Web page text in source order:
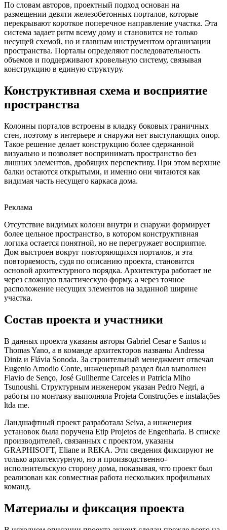
По словам авторов, проектный подход основан на
размещении девяти железобетонных порталов, которые
перекрывают короткое поперечное направление участка. Эта
система задает ритм всему дому и становится не только
несущей схемой, но и главным инструментом организации
пространства. Порталы определяют последовательность
объемов и поддерживают кровельную систему, связывая
конструкцию в единую структуру.
Конструктивная схема и восприятие
пространства
Колонны порталов встроены в кладку боковых граничных
стен, поэтому в интерьере и снаружи нет выступающих опор.
Такое решение делает конструкцию более сдержанной
визуально и позволяет воспринимать пространство без
лишних элементов, дробящих перспективу. При этом верхние
балки остаются открытыми, и именно они читаются как
видимая часть несущего каркаса дома.
Реклама
Отсутствие видимых колонн внутри и снаружи формирует
более цельное пространство, в котором конструктивная
логика остается понятной, но не перегружает восприятие.
Дом выстроен вокруг повторяющихся порталов, и эта
повторяемость, судя по описанию проекта, становится
основой архитектурного порядка. Архитектура работает не
через сложную пластическую форму, а через точное
расположение несущих элементов на заданной ширине
участка.
Состав проекта и участники
В данных проекта указаны авторы Gabriel Cesar e Santos и
Thomas Yano, а в команде архитекторов названы Andressa
Diniz и Flávia Sonoda. За строительный менеджмент отвечал
Eugenio Amodio Conte, инженерный раздел был выполнен
Flavio de Senço, José Guilherme Carceles и Patricia Miho
Tsunoushi. Структурным инженером указан Pedro Negri, а
работы по монтажу выполняла Projeta Construções e instalações
ltda me.
Ландшафтный проект разработала Seiva, а инженерия
установок была поручена Etip Projetos de Engenharia. В списке
производителей, связанных с проектом, указаны
GRAPHISOFT, Eliane и REKA. Эти сведения фиксируют не
только архитектурную, но и производственно-
исполнительскую сторону дома, показывая, что проект был
реализован как совместная работа нескольких профильных
команд.
Материалы и фиксация проекта